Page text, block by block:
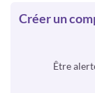
Créer un
Être